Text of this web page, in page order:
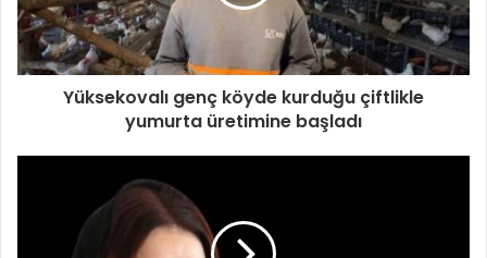
Yüksekovalı genç köyde kurduğu çiftlikle
yumurta üretimine başladı